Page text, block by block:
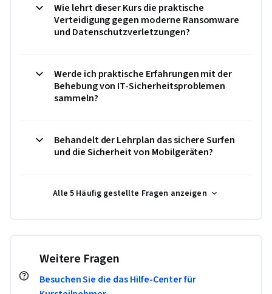
Wie lehrt dieser Kurs die praktische
Verteidigung gegen moderne Ransomware
und Datenschutzverletzungen?
Werde ich praktische Erfahrungen mit der
Behebung von IT-Sicherheitsproblemen
sammeln?
Behandelt der Lehrplan das sichere Surfen
und die Sicherheit von Mobilgeräten?
Alle 5 Häufig gestellte Fragen anzeigen
Weitere Fragen
Besuchen Sie die das Hilfe-Center für